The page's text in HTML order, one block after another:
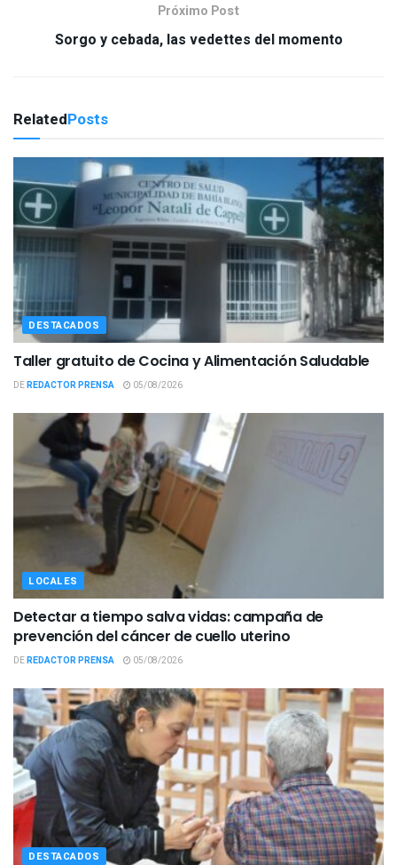
Próximo Post
Sorgo y cebada, las vedettes del momento
RelatedPosts
DESTACADOS
Taller gratuito de Cocina y Alimentación Saludable
DEREDACTOR PRENSA 05/08/2026
LOCALES
Detectar a tiempo salva vidas: campaña de
prevención del cáncer de cuello uterino
DEREDACTOR PRENSA 05/08/2026
DESTACADOS